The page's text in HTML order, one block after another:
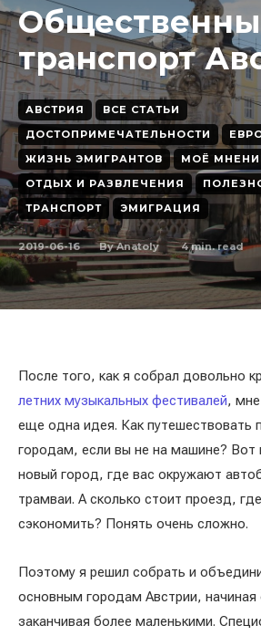
транспорт
АВСТРИЯ
ВСЕ СТАТЬИ
ДОСТОПРИМЕЧАТЕЛЬНОСТИ
ЖИЗНЬ ЭМИГРАНТОВ
МОЁ
ОТДЫХ И РАЗВЛЕЧЕНИЯ
ТРАНСПОРТ
ЭМИГРАЦИЯ
2019-06-16 By Anatoly 4min. read
После того, как я собрал довольно
летних музыкальных фестивалей,
еще одна идея. Как путешествовать
городам, если вы не на машине? Вот
новый город, где вас окружают
трамваи. А сколько стоит проезд,
сэкономить? Понять очень сложно.
Поэтому я решил собрать и
основным городам Австрии, начиная
заканчивая более маленькими.